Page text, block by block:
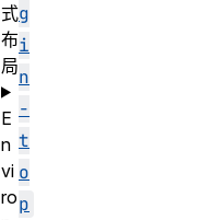
g
i
n
-
t
o
p
式
布
局
E
n
vi
ro